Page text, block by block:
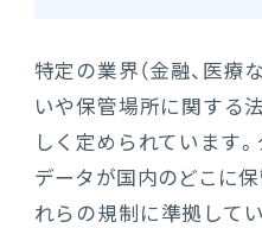
特定の業界（金融、医療
いや保管場所に関する
しく定められています
データが国内のどこに
れらの規制に準拠して